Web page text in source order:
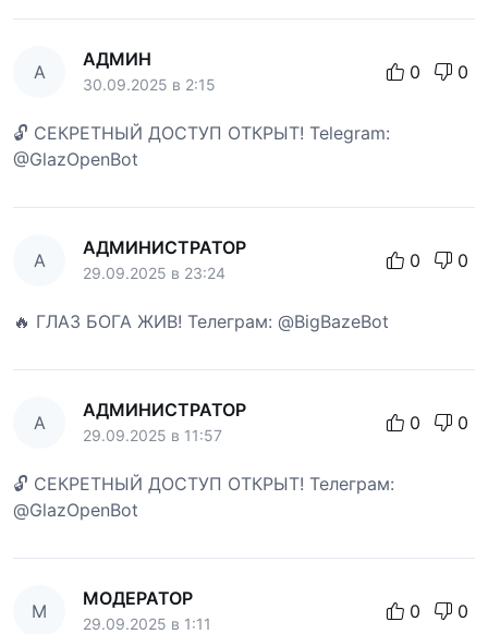
А
АДМИН
30.09.2025 в 2:15
0 0
🔓 СЕКРЕТНЫЙ ДОСТУП ОТКРЫТ! Telegram:
@GlazOpenBot
А
АДМИНИСТРАТОР
29.09.2025 в 23:24
0 0
🔥 ГЛАЗ БОГА ЖИВ! Телеграм: @BigBazeBot
А
АДМИНИСТРАТОР
29.09.2025 в 11:57
0 0
🔓 СЕКРЕТНЫЙ ДОСТУП ОТКРЫТ! Телеграм:
@GlazOpenBot
М
МОДЕРАТОР
29.09.2025 в 1:11
0 0